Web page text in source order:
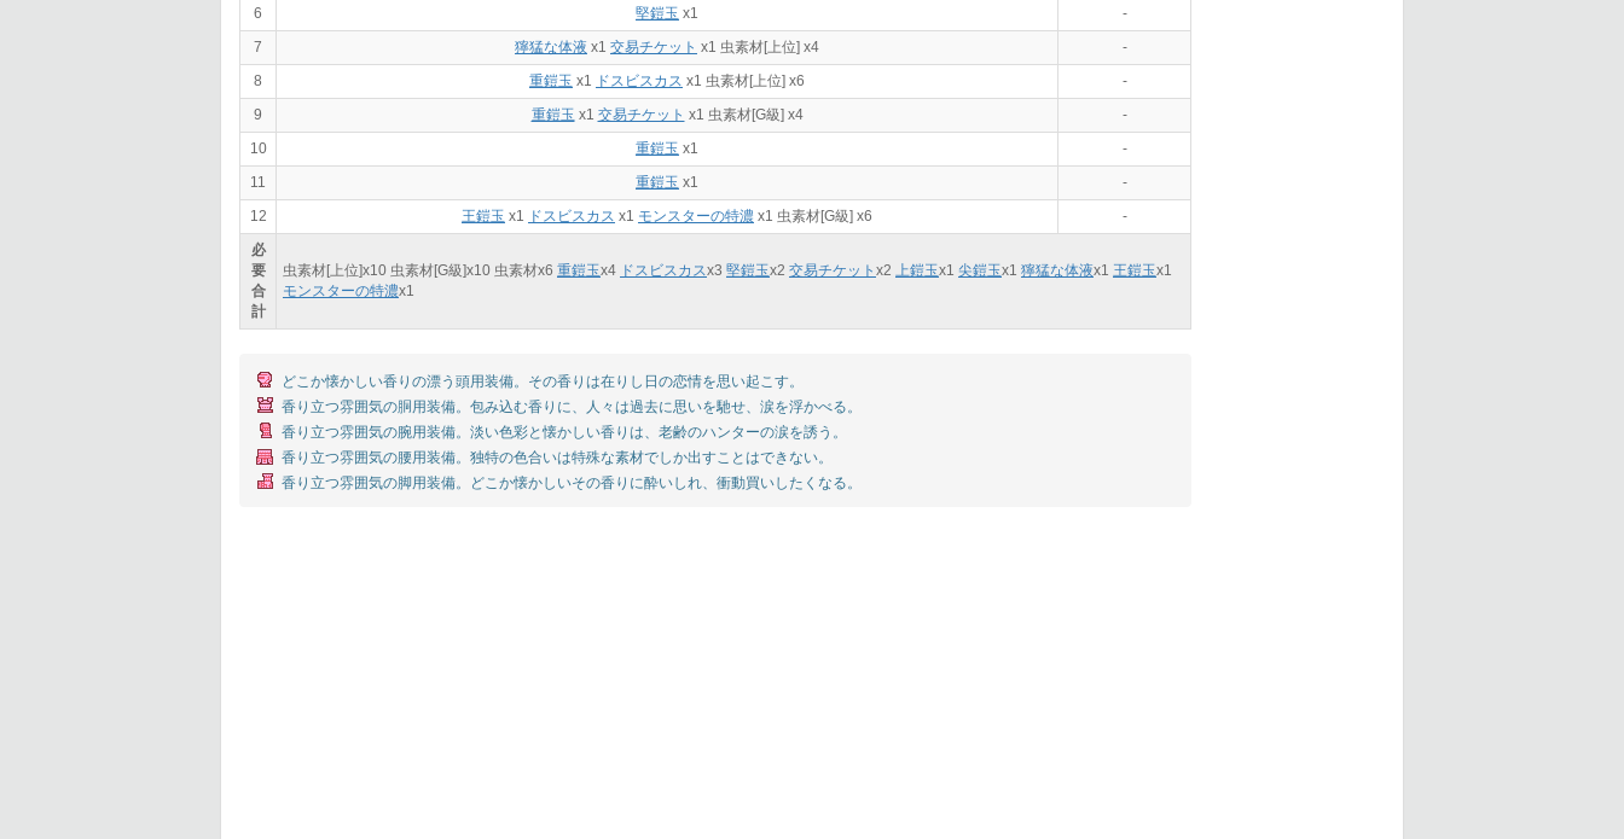
6
堅鎧玉 x1
-
7
獰猛な体液 x1 交易チケット x1 虫素材[上位] x4
-
8
重鎧玉 x1 ドスビスカス x1 虫素材[上位] x6
-
9
重鎧玉 x1 交易チケット x1 虫素材[G級] x4
-
10
重鎧玉 x1
-
11
重鎧玉 x1
-
12
王鎧玉 x1 ドスビスカス x1 モンスターの特濃 x1 虫素材[G級] x6
-
必
要
合
計
虫素材[上位]x10 虫素材[G級]x10 虫素材x6 重鎧玉x4 ドスビスカスx3 堅鎧玉x2 交易チケット x2 上鎧玉x1 尖鎧玉x1 獰猛な体液x1 王鎧玉x1
モンスターの特濃x1
どこか懐かしい香りの漂う頭用装備。その香りは在りし日の恋情を思い起こす。
香り立つ雰囲気の胴用装備。包み込む香りに、人々は過去に思いを馳せ、涙を浮かべる。
香り立つ雰囲気の腕用装備。淡い色彩と懐かしい香りは、老齢のハンターの涙を誘う。
香り立つ雰囲気の腰用装備。独特の色合いは特殊な素材でしか出すことはできない。
香り立つ雰囲気の脚用装備。どこか懐かしいその香りに酔いしれ、衝動買いしたくなる。